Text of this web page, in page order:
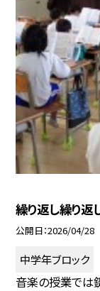
繰り返し繰り
公開日 2026/04/28
中学年ブロック
音楽の授業では